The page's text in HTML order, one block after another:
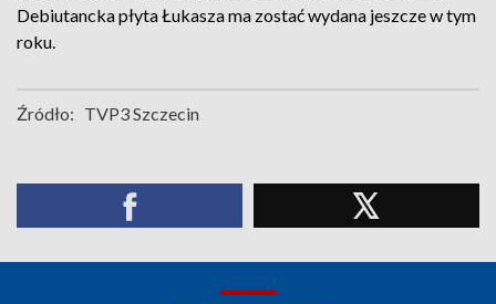
Debiutancka płyta Łukasza ma zostać wydana jeszcze w tym
roku.
Źródło: TVP3 Szczecin